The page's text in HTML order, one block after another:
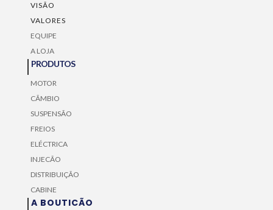
VISÃO
VALORES
EQUIPE
A LOJA
PRODUTOS
MOTOR
CÃMBIO
SUSPENSÃO
FREIOS
ELÉCTRICA
INJECÃO
DISTRIBUIÇÃO
CABINE
A BOUTICÃO